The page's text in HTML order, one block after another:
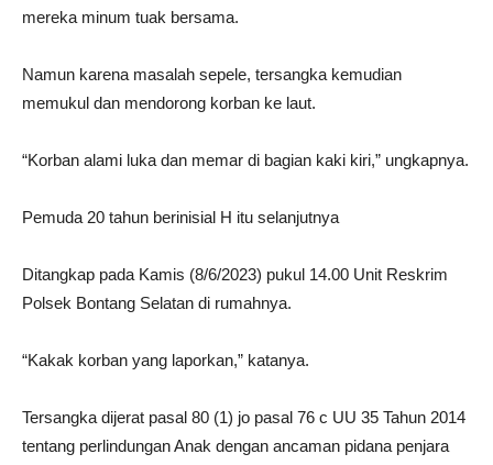
mereka minum tuak bersama.
Namun karena masalah sepele, tersangka kemudian
memukul dan mendorong korban ke laut.
“Korban alami luka dan memar di bagian kaki kiri,” ungkapnya.
Pemuda 20 tahun berinisial H itu selanjutnya
Ditangkap pada Kamis (8/6/2023) pukul 14.00 Unit Reskrim
Polsek Bontang Selatan di rumahnya.
“Kakak korban yang laporkan,” katanya.
Tersangka dijerat pasal 80 (1) jo pasal 76 c UU 35 Tahun 2014
tentang perlindungan Anak dengan ancaman pidana penjara